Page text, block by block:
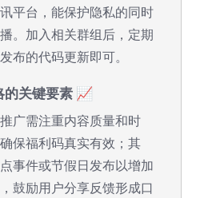
平台，能保护隐私的同时
。加入相关群组后，定期
布的代码更新即可。
的关键要素 📈
广需注重内容质量和时
保福利码真实有效；其
事件或节假日发布以增加
鼓励用户分享反馈形成口